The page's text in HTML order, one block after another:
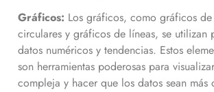
Gráficos: Los gráficos, como gráficos
circulares y gráficos de líneas, se utilizan
datos numéricos y tendencias. Estos
son herramientas poderosas para
compleja y hacer que los datos sean más